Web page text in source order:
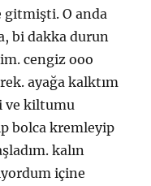
gitmişti. O anda
bi dakka durun
cengiz ooo
ayağa kalktım
ve kiltumu
bolca kremleyip
kalın
içine